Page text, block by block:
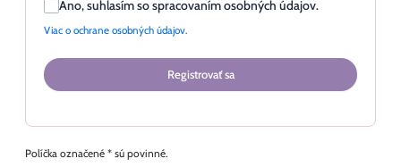
Áno, suhlasím so spracovaním osobných údajov.
Viac o ochrane osobných údajov.
Registrovať sa
Políčka označené * sú povinné.